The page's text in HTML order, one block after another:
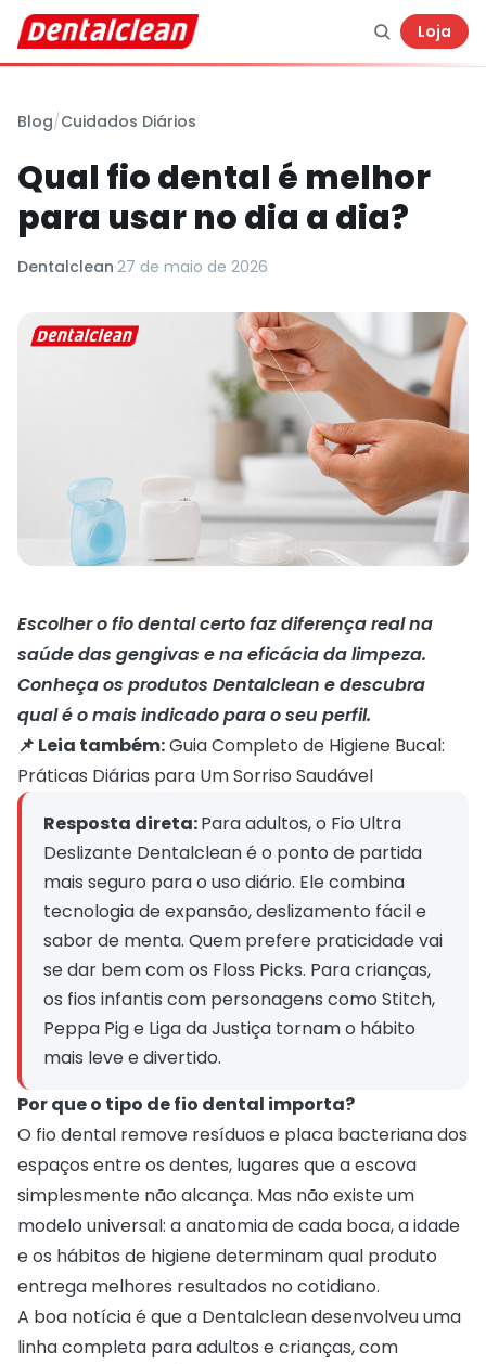
Loja
Blog/Cuidados Diários
Qual fio dental é melhor
para usar no dia a dia?
Dentalclean·27 de maio de 2026
Escolher o fio dental certo faz diferença real na
saúde das gengivas e na eficácia da limpeza.
Conheça os produtos Dentalclean e descubra
qual é o mais indicado para o seu perfil.
📌 Leia também:Guia Completo de Higiene Bucal:
Práticas Diárias para Um Sorriso Saudável
Resposta direta: Para adultos, o Fio Ultra
Deslizante Dentalclean é o ponto de partida
mais seguro para o uso diário. Ele combina
tecnologia de expansão, deslizamento fácil e
sabor de menta. Quem prefere praticidade vai
se dar bem com os Floss Picks. Para crianças,
os fios infantis com personagens como Stitch,
Peppa Pig e Liga da Justiça tornam o hábito
mais leve e divertido.
Por que o tipo de fio dental importa?
O fio dental remove resíduos e placa bacteriana dos
espaços entre os dentes, lugares que a escova
simplesmente não alcança. Mas não existe um
modelo universal: a anatomia de cada boca, a idade
e os hábitos de higiene determinam qual produto
entrega melhores resultados no cotidiano.
A boa notícia é que a Dentalclean desenvolveu uma
linha completa para adultos e crianças, com